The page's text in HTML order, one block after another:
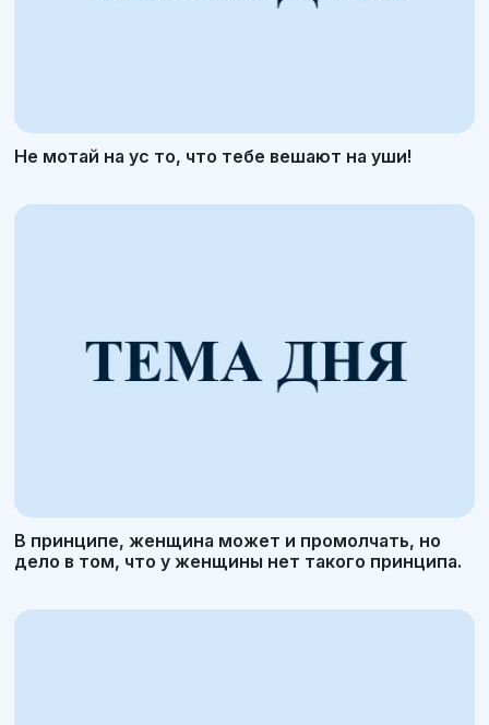
Не мотай на ус то, что тебе вешают на уши!
В принципе, женщина может и промолчать, но
дело в том, что у женщины нет такого принципа.